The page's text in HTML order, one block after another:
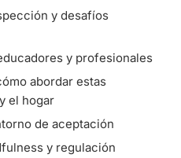
y desafíos
y profesionales
abordar estas
el hogar
de aceptación
y regulación